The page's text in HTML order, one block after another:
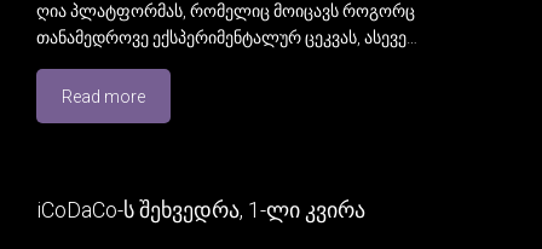
ღია პლატფორმას, რომელიც მოიცავს როგორც
თანამედროვე ექსპერიმენტალურ ცეკვას, ასევე…
Read more
iCoDaCo-ს შეხვედრა, 1-ლი კვირა